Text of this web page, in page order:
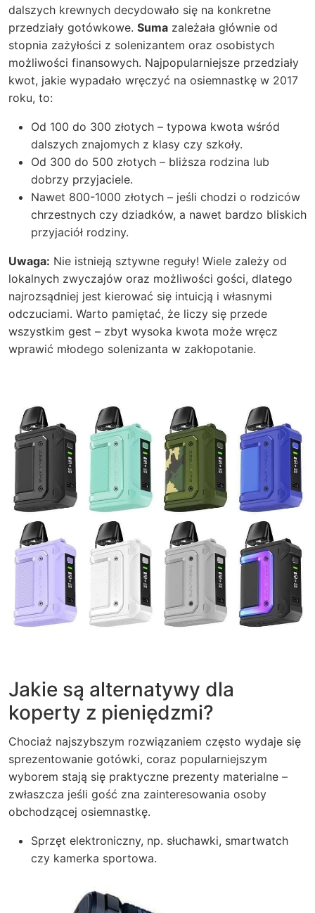
dalszych krewnych decydowało się na konkretne
przedziały gotówkowe. Suma zależała głównie od
stopnia zażyłości z solenizantem oraz osobistych
możliwości finansowych. Najpopularniejsze przedziały
kwot, jakie wypadało wręczyć na osiemnastkę w 2017
roku, to:
Od 100 do 300 złotych – typowa kwota wśród
dalszych znajomych z klasy czy szkoły.
Od 300 do 500 złotych – bliższa rodzina lub
dobrzy przyjaciele.
Nawet 800-1000 złotych – jeśli chodzi o rodziców
chrzestnych czy dziadków, a nawet bardzo bliskich
przyjaciół rodziny.
Uwaga: Nie istnieją sztywne reguły! Wiele zależy od
lokalnych zwyczajów oraz możliwości gości, dlatego
najrozsądniej jest kierować się intuicją i własnymi
odczuciami. Warto pamiętać, że liczy się przede
wszystkim gest – zbyt wysoka kwota może wręcz
wprawić młodego solenizanta w zakłopotanie.
Jakie są alternatywy dla
koperty z pieniędzmi?
Chociaż najszybszym rozwiązaniem często wydaje się
sprezentowanie gotówki, coraz popularniejszym
wyborem stają się praktyczne prezenty materialne –
zwłaszcza jeśli gość zna zainteresowania osoby
obchodzącej osiemnastkę.
Sprzęt elektroniczny, np. słuchawki, smartwatch
czy kamerka sportowa.